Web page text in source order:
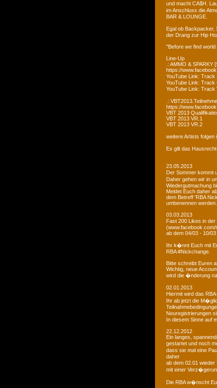
und macht CA$H.
im Anschluss die
BAR & LOUNGE.
Egal ob
der Drang zur Hip
"Before we find
Line-Up
.: AMMO & SPARKY
https://
YouTube Link:
YouTube Link: Track
YouTube Link:
.:
https://
VBT 2013
VBT 2013 VR.1
VBT 2013 VR.2
weitere Artists
Es gilt das
23.05.2013
Der Sommer kommt
Daher gehen wir in
Wiedergutmachung
Meldet Euch daher
dem Betreff 'RBA
umbenennen
03.03.2013
Fast 200 Likes in
ab dem 04/03 - 10/
Ihr k�nnt Euch mit
RBA #Nickchange.
Bitte schreibt Euren
Wichtig, neue
wird die �nderung
02.01.2013
Hiermit wird das
Ihr ab jetzt die
Neuregistrierungen
In diesem Sinne auf
22.12.2012
Ein langes,
gestartet und noch
dass sie mal eine
daher
ab dem 02.01
mit einer
Die RBA w�nscht